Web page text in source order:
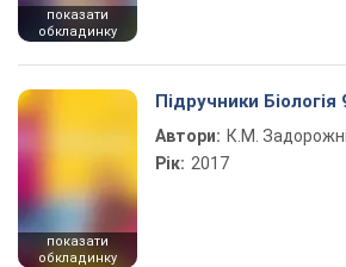
показати
обкладинку
показати
обкладинку
Підручники Біологія
Автори: К.М.
Рік: 2017